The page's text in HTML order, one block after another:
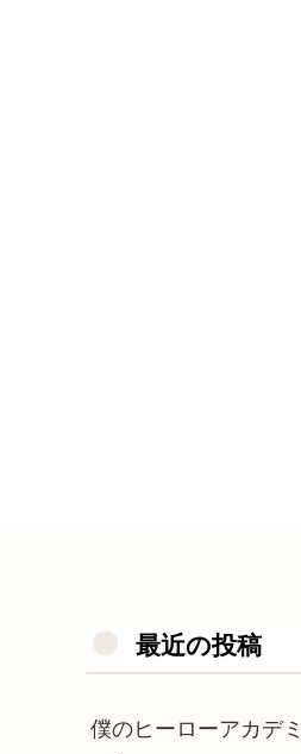
最近の投稿
僕のヒーローアカデ